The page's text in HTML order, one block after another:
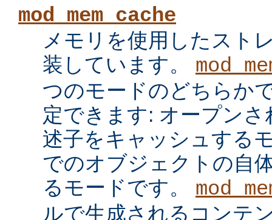
mod_mem_cache
メモリを使用したスト
装しています。
つのモードのどちらか
定できます: オープン
述子をキャッシュする
でのオブジェクトの自
るモードです。
ルで生成されるコンテ